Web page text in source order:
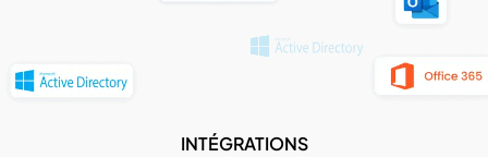
INTÉGRATIONS